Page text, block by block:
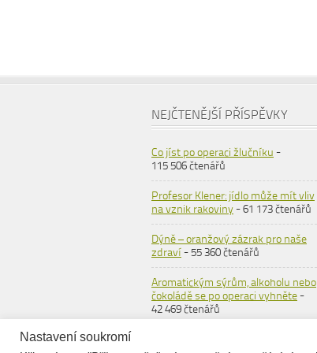
NEJČTENĚJŠÍ PŘÍSPĚVKY
Co jíst po operaci žlučníku -
115 506 čtenářů
Profesor Klener: jídlo může mít vliv
na vznik rakoviny- 61 173 čtenářů
Dýně – oranžový zázrak pro naše
zdraví- 55 360 čtenářů
Aromatickým sýrům, alkoholu nebo
čokoládě se po operaci vyhněte-
42 469 čtenářů
Nastavení soukromí